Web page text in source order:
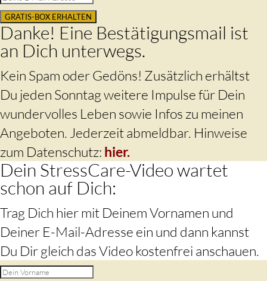
GRATIS-BOX ERHALTEN
Danke! Eine Bestätigungsmail ist
an Dich unterwegs.
Kein Spam oder Gedöns! Zusätzlich erhältst
Du jeden Sonntag weitere Impulse für Dein
wundervolles Leben sowie Infos zu meinen
Angeboten. Jederzeit abmeldbar. Hinweise
zum Datenschutz: hier.
Dein StressCare-Video wartet
schon auf Dich:
Trag Dich hier mit Deinem Vornamen und
Deiner E-Mail-Adresse ein und dann kannst
Du Dir gleich das Video kostenfrei anschauen.